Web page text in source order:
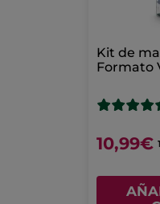
Kit de
Formato
10,99€